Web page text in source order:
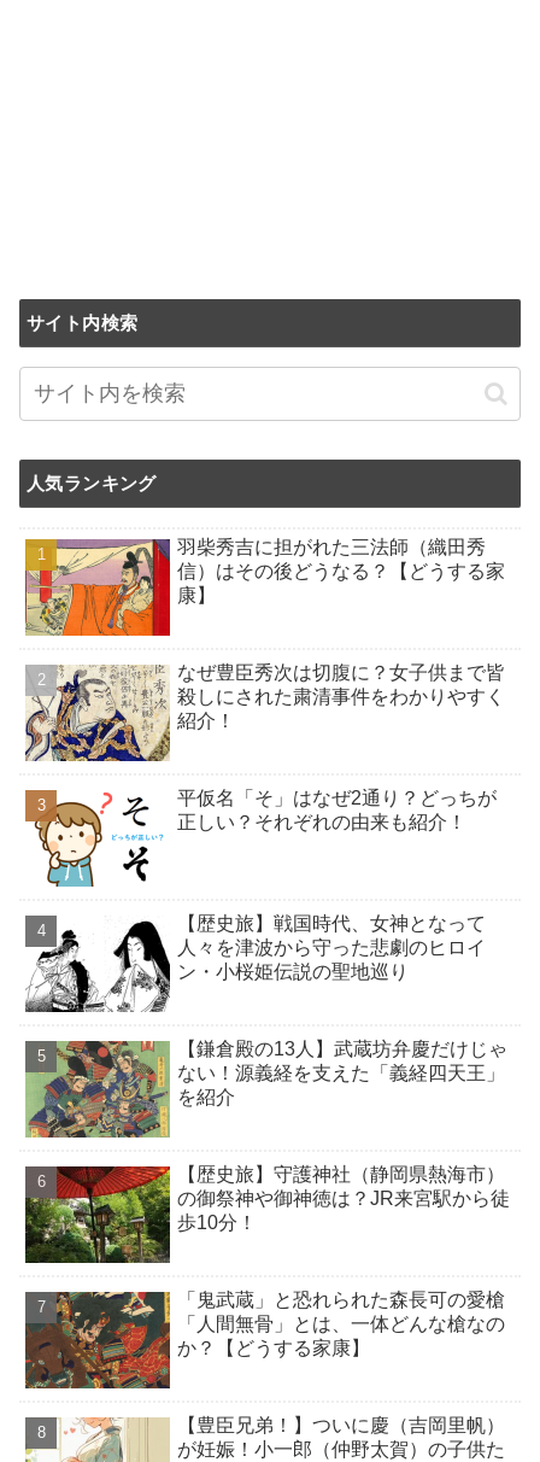
サイト内検索
人気ランキング
羽柴秀吉に担がれた三法師（織田秀
信）はその後どうなる？【どうする家
康】
なぜ豊臣秀次は切腹に？女子供まで皆
殺しにされた粛清事件をわかりやすく
紹介！
平仮名「そ」はなぜ2通り？どっちが
正しい？それぞれの由来も紹介！
【歴史旅】戦国時代、女神となって
人々を津波から守った悲劇のヒロイ
ン・小桜姫伝説の聖地巡り
【鎌倉殿の13人】武蔵坊弁慶だけじゃ
ない！源義経を支えた「義経四天王」
を紹介
【歴史旅】守護神社（静岡県熱海市）
の御祭神や御神徳は？JR来宮駅から徒
歩10分！
「鬼武蔵」と恐れられた森長可の愛槍
「人間無骨」とは、一体どんな槍なの
か？【どうする家康】
【豊臣兄弟！】ついに慶（吉岡里帆）
が妊娠！小一郎（仲野太賀）の子供た